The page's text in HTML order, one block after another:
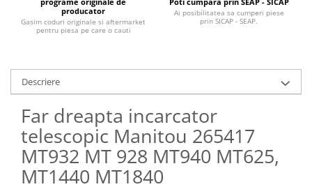
Pistoane
Furtune si conducte
Injectoare
Chiuloasa
Vibrochen - ax came - arbore cotit
Camasa piston
Segmenti motor
Termoflot
Piese Iveco
Piese Grove
Piese motor Perkins
Piese Deutz Fahr
Piese Atlas Copco
Piese Hitachi
Piese Vermeer
producator
Gasim coduri originale si aftermarket
pentru piesa pe care o cauti
Ai posibilitatea sa cumperi piese
prin SICAP - SEAP.
Descriere
Far dreapta incarcator
telescopic Manitou 265417
MT932 MT 928 MT940 MT625,
MT1440 MT1840